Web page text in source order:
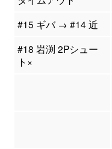
#15 ギバ → #14 近
#18 岩渕 2Pシュー
ト×